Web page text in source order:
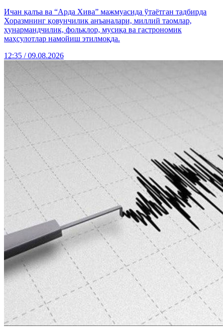
Ичан қалъа ва “Арда Хива” мажмуасида ўтаётган тадбирда
Хоразмнинг қовунчилик анъаналари, миллий таомлар,
ҳунармандчилик, фольклор, мусиқа ва гастрономик
маҳсулотлар намойиш этилмоқда.
12:35 / 09.08.2026